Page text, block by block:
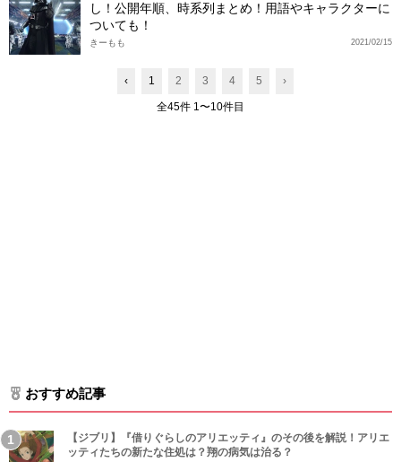
し！公開年順、時系列まとめ！用語やキャラクターに
ついても！
2021/02/15
きーもも
‹ 1 2 3 4 5 ›
全45件 1〜10件目
おすすめ記事
【ジブリ】『借りぐらしのアリエッティ』のその後を解説！アリエ
ッティたちの新たな住処は？翔の病気は治る？